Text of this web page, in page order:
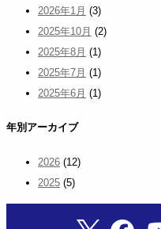
2026年1月 (3)
2025年10月 (2)
2025年8月 (1)
2025年7月 (1)
2025年6月 (1)
年別アーカイブ
2026 (12)
2025 (5)